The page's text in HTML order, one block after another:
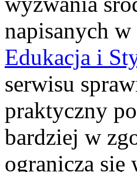
napisanych
Edukacja i
serwisu
praktyczny
bardziej w
ogranicza się